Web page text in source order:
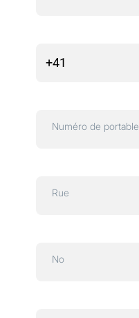
Numéro de portable
Rue
No